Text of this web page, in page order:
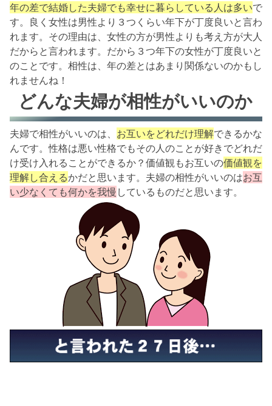
年の差で結婚した夫婦でも幸せに暮らしている人は多いで
す。良く女性は男性より３つくらい年下が丁度良いと言わ
れます。その理由は、女性の方が男性よりも考え方が大人
だからと言われます。だから３つ年下の女性が丁度良いと
のことです。相性は、年の差とはあまり関係ないのかもし
れませんね！
どんな夫婦が相性がいいのか
夫婦で相性がいいのは、 お互いをどれだけ理解できるかな
んです。性格は悪い性格でもその人のことが好きでどれだ
け受け入れることができるか？価値観もお互いの価値観を
理解し合えるかだと思います。夫婦の相性がいいのはお互
い少なくても何かを我慢 しているものだと思います。